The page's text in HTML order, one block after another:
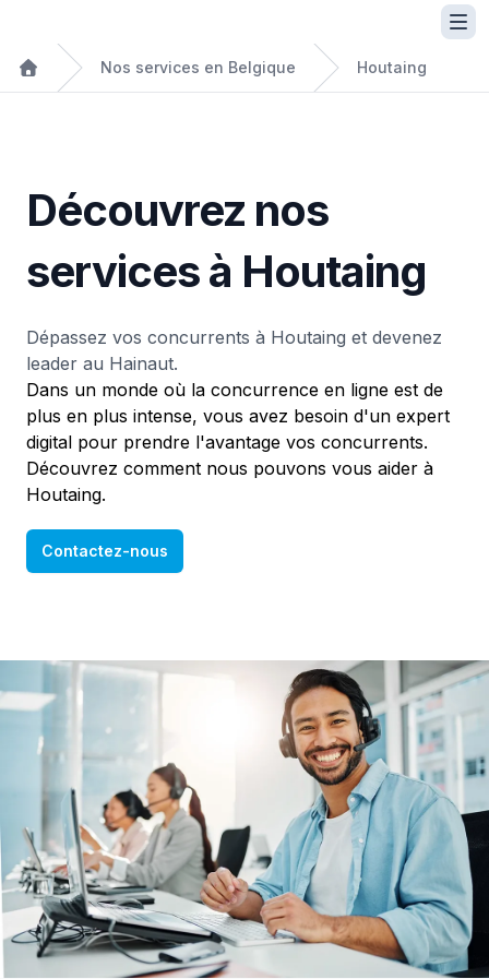
Nos services en Belgique Houtaing
Découvrez nos
services à Houtaing
Dépassez vos concurrents à Houtaing et devenez
leader au Hainaut.
Dans un monde où la concurrence en ligne est de
plus en plus intense, vous avez besoin d'un expert
digital pour prendre l'avantage vos concurrents.
Découvrez comment nous pouvons vous aider à
Houtaing.
Contactez-nous